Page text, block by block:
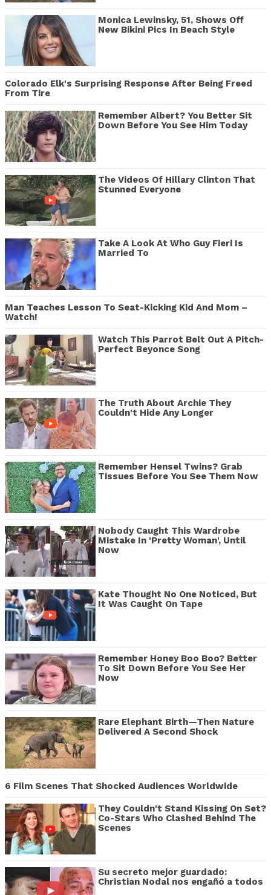
Monica Lewinsky, 51, Shows Off
New Bikini Pics In Beach Style
Colorado Elk's Surprising Response After Being Freed
From Tire
Remember Albert? You Better Sit
Down Before You See Him Today
The Videos Of Hillary Clinton That
Stunned Everyone
Take A Look At Who Guy Fieri Is
Married To
Man Teaches Lesson To Seat-Kicking Kid And Mom –
Watch!
Watch This Parrot Belt Out A Pitch-
Perfect Beyonce Song
The Truth About Archie They
Couldn't Hide Any Longer
Remember Hensel Twins? Grab
Tissues Before You See Them Now
Nobody Caught This Wardrobe
Mistake In 'Pretty Woman', Until
Now
Kate Thought No One Noticed, But
It Was Caught On Tape
Remember Honey Boo Boo? Better
To Sit Down Before You See Her
Now
Rare Elephant Birth—Then Nature
Delivered A Second Shock
6 Film Scenes That Shocked Audiences Worldwide
They Couldn't Stand Kissing On Set?
Co-Stars Who Clashed Behind The
Scenes
Su secreto mejor guardado:
Christian Nodal nos engañó a todos